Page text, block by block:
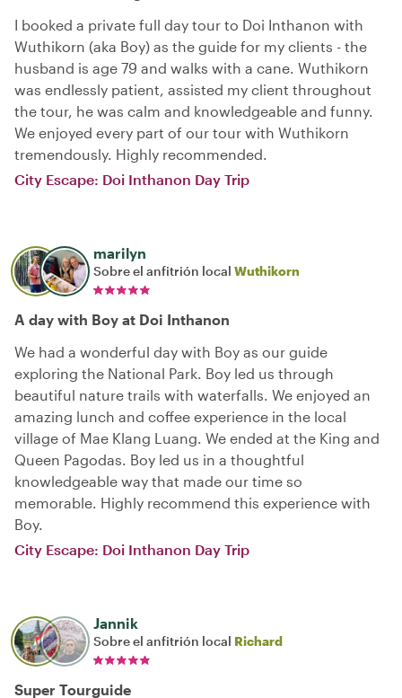
I booked a private full day tour to Doi Inthanon with
Wuthikorn (aka Boy) as the guide for my clients - the
husband is age 79 and walks with a cane. Wuthikorn
was endlessly patient, assisted my client throughout
the tour, he was calm and knowledgeable and funny.
We enjoyed every part of our tour with Wuthikorn
tremendously. Highly recommended.
City Escape: Doi Inthanon Day Trip
marilyn
Sobre el anfitrión local Wuthikorn
A day with Boy at Doi Inthanon
We had a wonderful day with Boy as our guide
exploring the National Park. Boy led us through
beautiful nature trails with waterfalls. We enjoyed an
amazing lunch and coffee experience in the local
village of Mae Klang Luang. We ended at the King and
Queen Pagodas. Boy led us in a thoughtful
knowledgeable way that made our time so
memorable. Highly recommend this experience with
Boy.
City Escape: Doi Inthanon Day Trip
Jannik
Sobre el anfitrión local Richard
Super Tourguide